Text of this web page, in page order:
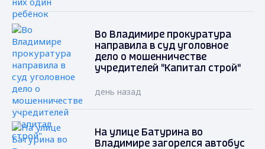
Во Владимире прокуратура
направила в суд уголовное
дело о мошенничестве
учредителей "Капитал строй"
день назад
На улице Батурина во
Владимире загорелся автобус